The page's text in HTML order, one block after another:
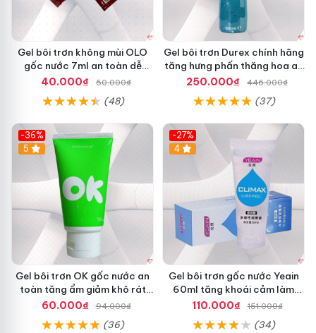
Gel bôi trơn không mùi OLO
gốc nước 7ml an toàn dễ
dùng
40.000₫ 50.000₫
(48)
Gel bôi trơn Durex chính hãng
tăng hưng phấn thăng hoa an
toàn
250.000₫ 446.000₫
(37)
-36%
5
Gel bôi trơn OK gốc nước an
toàn tăng ẩm giảm khô rát
âm đạo
60.000₫ 94.000₫
(36)
-27%
Hot
4
Gel bôi trơn gốc nước Yeain
60ml tăng khoái cảm làm
mềm mượt
110.000₫ 151.000₫
(34)